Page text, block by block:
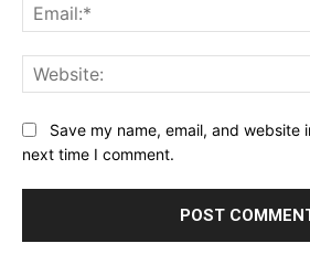
Save my name, email, and website
next time I comment.